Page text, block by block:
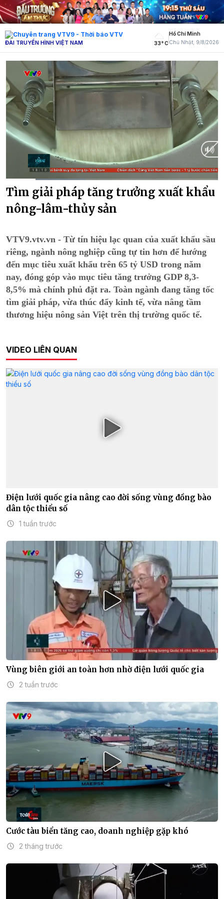
ĐÀI TRUYỀN HÌNH VIỆT NAM 33° C
Hồ Chí Minh
Chủ Nhật, 9/8/2026
CurrentDuration
2:02
Tìm giải pháp tăng trưởng xuất khẩu
nông-lâm-thủy sản
VTV9.vtv.vn - Từ tín hiệu lạc quan của xuất khẩu sầu
riêng, ngành nông nghiệp cũng tự tin hơn để hướng
đến mục tiêu xuất khẩu trên 65 tỷ USD trong năm
nay, đóng góp vào mục tiêu tăng trưởng GDP 8,3-
8,5% mà chính phủ đặt ra. Toàn ngành đang tăng tốc
tìm giải pháp, vừa thúc đẩy kinh tế, vừa nâng tầm
thương hiệu nông sản Việt trên thị trường quốc tế.
VIDEO LIÊN QUAN
Điện lưới quốc gia nâng cao đời sống vùng đồng bào
dân tộc thiểu số
1 tuần trước
Vùng biên giới an toàn hơn nhờ điện lưới quốc gia
2 tuần trước
Cước tàu biển tăng cao, doanh nghiệp gặp khó
2 tháng trước